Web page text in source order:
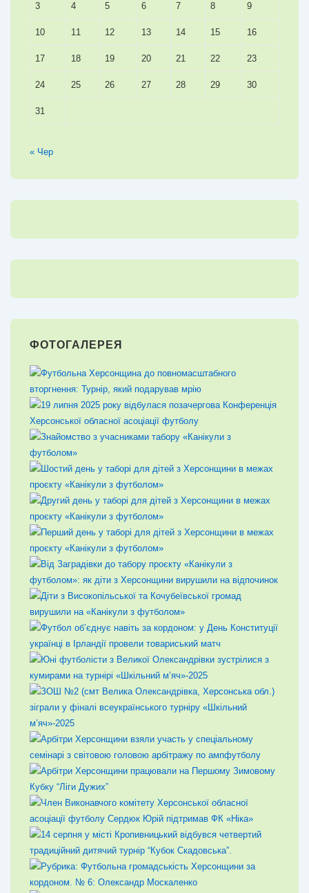
3 4 5 6 7 8 9
10 11 12 13 14 15 16
17 18 19 20 21 22 23
24 25 26 27 28 29 30
31
« Чер
ФОТОГАЛЕРЕЯ